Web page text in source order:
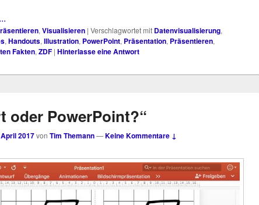
, Visualisieren | Verschlagwortet mit Datenvisualisierung,
, Handouts, Illustration, PowerPoint, Präsentation, Präsentieren,
Fakten, ZDF | Hinterlasse eine Antwort
oder PowerPoint?“
2017von Tim Themann—Keine Kommentare ↓